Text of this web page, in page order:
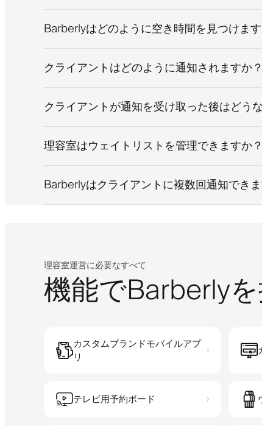
Barberlyはどのように空き時間を見つけま
クライアントはどのように通知されますか？
クライアントが通知を受け取った後はどう
理容室はウェイトリストを管理できますか？
Barberlyはクライアントに複数回通知でき
理容室運営に必要なすべて
機能でBarberly
カスタムブランドモバイルアプ
リ
›
テレビ用予約ボード ›